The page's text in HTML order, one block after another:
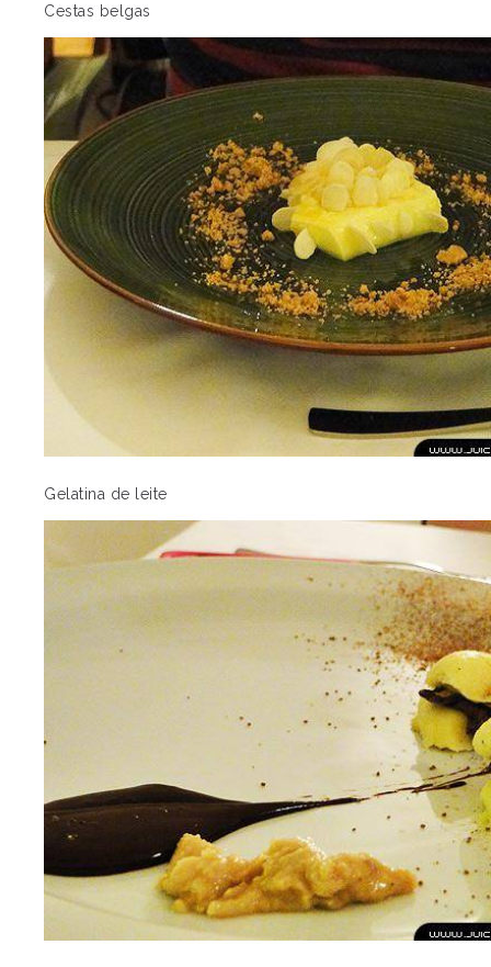
Cestas belgas
Gelatina de leite